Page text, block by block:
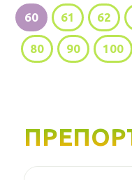
60 61 62
80 90 100